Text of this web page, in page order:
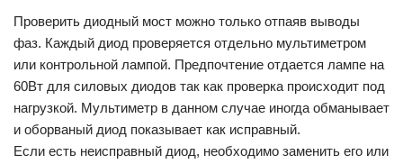
Проверить диодный мост можно только отпаяв выводы
фаз. Каждый диод проверяется отдельно мультиметром
или контрольной лампой. Предпочтение отдается лампе на
60Вт для силовых диодов так как проверка происходит под
нагрузкой. Мультиметр в данном случае иногда обманывает
и оборваный диод показывает как исправный.
Если есть неисправный диод, необходимо заменить его или